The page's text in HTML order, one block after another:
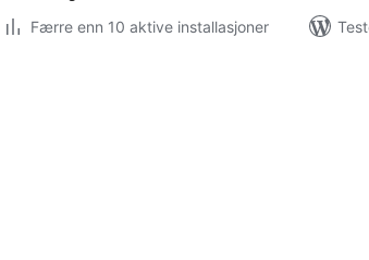
Færre enn 10 aktive installasjoner